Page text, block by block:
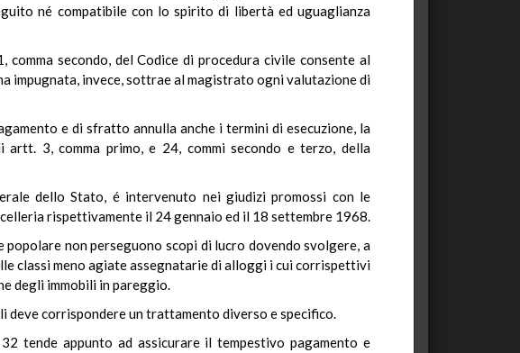
né compatibile con lo spirito di libertà ed uguaglianza
secondo, del Codice di procedura civile consente al
impugnata, invece, sottrae al magistrato ogni valutazione di
e di sfratto annulla anche i termini di esecuzione, la
3, comma primo, e 24, commi secondo e terzo, della
dello Stato, é intervenuto nei giudizi promossi con le
rispettivamente il 24 gennaio ed il 18 settembre 1968.
non perseguono scopi di lucro dovendo svolgere, a
classi meno agiate assegnatarie di alloggi i cui corrispettivi
degli immobili in pareggio.
corrispondere un trattamento diverso e specifico.
tende appunto ad assicurare il tempestivo pagamento e